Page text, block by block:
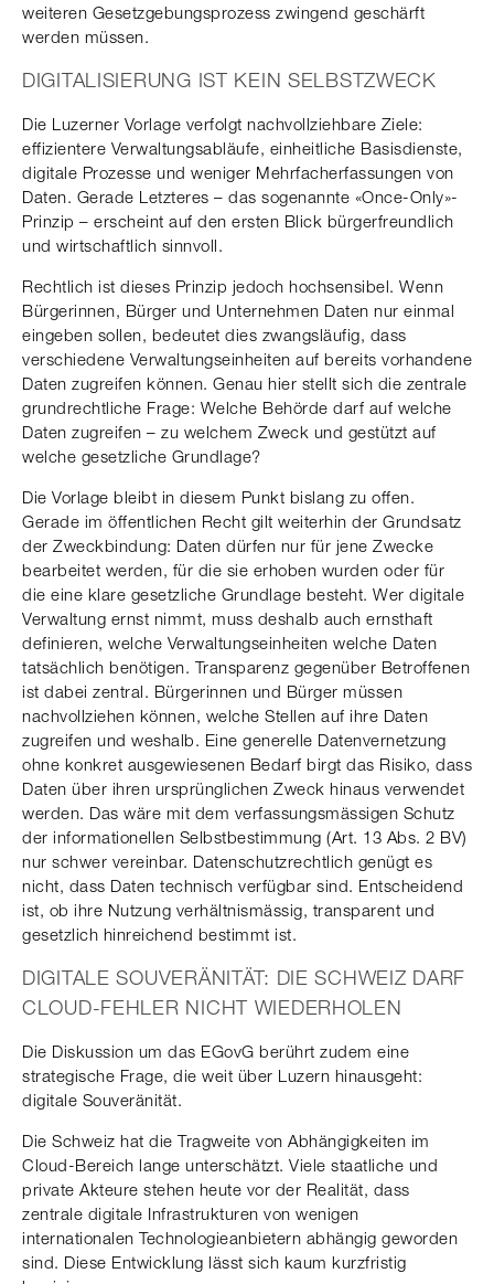
weiteren Gesetzgebungsprozess zwingend geschärft
werden müssen.
DIGITALISIERUNG IST KEIN SELBSTZWECK
Die Luzerner Vorlage verfolgt nachvollziehbare Ziele:
effizientere Verwaltungsabläufe, einheitliche Basisdienste,
digitale Prozesse und weniger Mehrfacherfassungen von
Daten. Gerade Letzteres – das sogenannte «Once-Only»-
Prinzip – erscheint auf den ersten Blick bürgerfreundlich
und wirtschaftlich sinnvoll.
Rechtlich ist dieses Prinzip jedoch hochsensibel. Wenn
Bürgerinnen, Bürger und Unternehmen Daten nur einmal
eingeben sollen, bedeutet dies zwangsläufig, dass
verschiedene Verwaltungseinheiten auf bereits vorhandene
Daten zugreifen können. Genau hier stellt sich die zentrale
grundrechtliche Frage: Welche Behörde darf auf welche
Daten zugreifen – zu welchem Zweck und gestützt auf
welche gesetzliche Grundlage?
Die Vorlage bleibt in diesem Punkt bislang zu offen.
Gerade im öffentlichen Recht gilt weiterhin der Grundsatz
der Zweckbindung: Daten dürfen nur für jene Zwecke
bearbeitet werden, für die sie erhoben wurden oder für
die eine klare gesetzliche Grundlage besteht. Wer digitale
Verwaltung ernst nimmt, muss deshalb auch ernsthaft
definieren, welche Verwaltungseinheiten welche Daten
tatsächlich benötigen. Transparenz gegenüber Betroffenen
ist dabei zentral. Bürgerinnen und Bürger müssen
nachvollziehen können, welche Stellen auf ihre Daten
zugreifen und weshalb. Eine generelle Datenvernetzung
ohne konkret ausgewiesenen Bedarf birgt das Risiko, dass
Daten über ihren ursprünglichen Zweck hinaus verwendet
werden. Das wäre mit dem verfassungsmässigen Schutz
der informationellen Selbstbestimmung (Art. 13 Abs. 2 BV)
nur schwer vereinbar. Datenschutzrechtlich genügt es
nicht, dass Daten technisch verfügbar sind. Entscheidend
ist, ob ihre Nutzung verhältnismässig, transparent und
gesetzlich hinreichend bestimmt ist.
DIGITALE SOUVERÄNITÄT: DIE SCHWEIZ DARF
CLOUD-FEHLER NICHT WIEDERHOLEN
Die Diskussion um das EGovG berührt zudem eine
strategische Frage, die weit über Luzern hinausgeht:
digitale Souveränität.
Die Schweiz hat die Tragweite von Abhängigkeiten im
Cloud-Bereich lange unterschätzt. Viele staatliche und
private Akteure stehen heute vor der Realität, dass
zentrale digitale Infrastrukturen von wenigen
internationalen Technologieanbietern abhängig geworden
sind. Diese Entwicklung lässt sich kaum kurzfristig